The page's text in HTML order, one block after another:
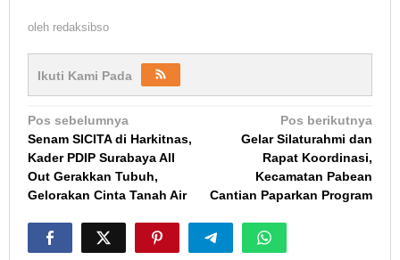
oleh redaksibso
Ikuti Kami Pada
Navigasi
pos
Pos sebelumnya
Senam SICITA di Harkitnas,
Kader PDIP Surabaya All
Out Gerakkan Tubuh,
Gelorakan Cinta Tanah Air
Pos berikutnya
Gelar Silaturahmi dan
Rapat Koordinasi,
Kecamatan Pabean
Cantian Paparkan Program